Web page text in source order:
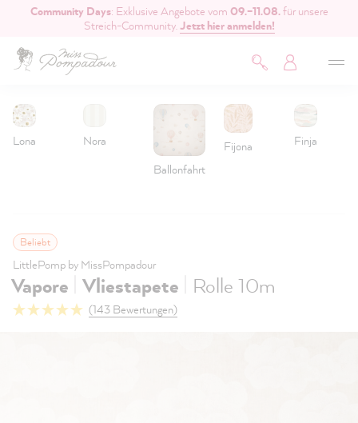
springen
Community Days: Exklusive Angebote vom 09.–11.08.für unsere
Streich-Community.Jetzt hier anmelden!
Lona
Nora
Ballonfahrt
Fijona Finja
Beliebt
LittlePomp by MissPompadour
Vapore Vliestapete Rolle 10m
(143 Bewertungen)